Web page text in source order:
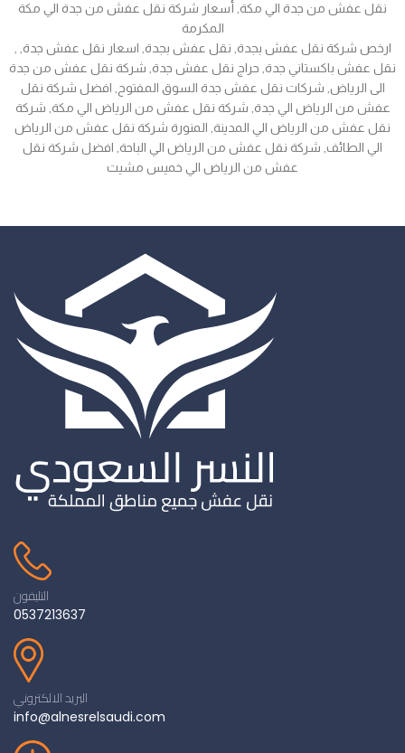
نقل عفش من جدة الي مكة, أسعار شركة نقل عفش من جدة الي مكة
المكرمة
نقل عفش باكستاني جدة, حراج نقل عفش جدة, شركة نقل عفش من جدة
الى الرياض, شركات نقل عفش جدة السوق المفتوح, افضل شركة نقل
عفش من الرياض الي جدة, شركة نقل عفش من الرياض الي مكة, شركة
نقل عفش من الرياض الي المدينة, المنورة شركة نقل عفش من الرياض
الي الطائف, شركة نقل عفش من الرياض الي الباحة, افضل شركة نقل
عفش من الرياض الي خميس مشيت
التليفون
0537213637
البريد الالكتروني
info@alnesrelsaudi.com